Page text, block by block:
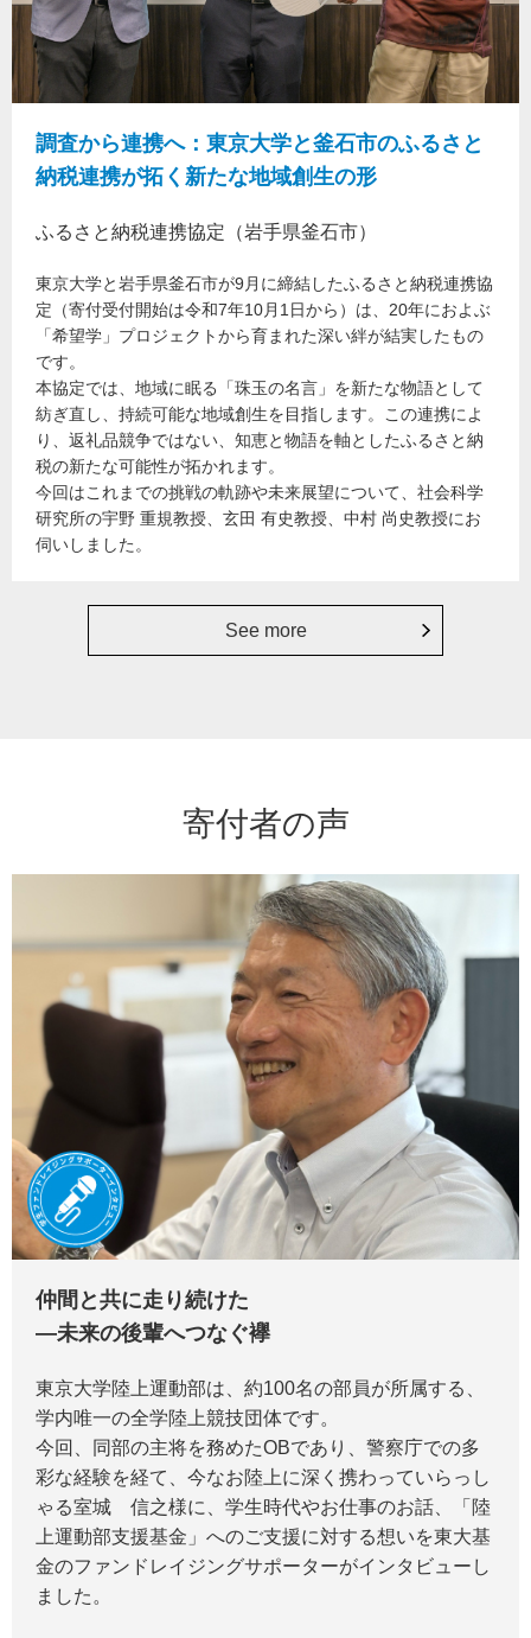
調査から連携へ：東京大学と釜石市のふるさと
納税連携が拓く新たな地域創生の形
ふるさと納税連携協定（岩手県釜石市）
東京大学と岩手県釜石市が9月に締結したふるさと納税連携協
定（寄付受付開始は令和7年10月1日から）は、20年におよぶ
「希望学」プロジェクトから育まれた深い絆が結実したもの
です。
本協定では、地域に眠る「珠玉の名言」を新たな物語として
紡ぎ直し、持続可能な地域創生を目指します。この連携によ
り、返礼品競争ではない、知恵と物語を軸としたふるさと納
税の新たな可能性が拓かれます。
今回はこれまでの挑戦の軌跡や未来展望について、社会科学
研究所の宇野 重規教授、玄田 有史教授、中村 尚史教授にお
伺いしました。
See more
寄付者の声
仲間と共に走り続けた
―未来の後輩へつなぐ襷
東京大学陸上運動部は、約100名の部員が所属する、
学内唯一の全学陸上競技団体です。
今回、同部の主将を務めたOBであり、警察庁での多
彩な経験を経て、今なお陸上に深く携わっていらっし
ゃる室城 信之様に、学生時代やお仕事のお話、「陸
上運動部支援基金」へのご支援に対する想いを東大基
金のファンドレイジングサポーターがインタビューし
ました。